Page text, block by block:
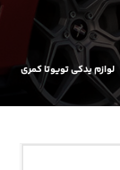
لوازم یدکی تویوتا کمری